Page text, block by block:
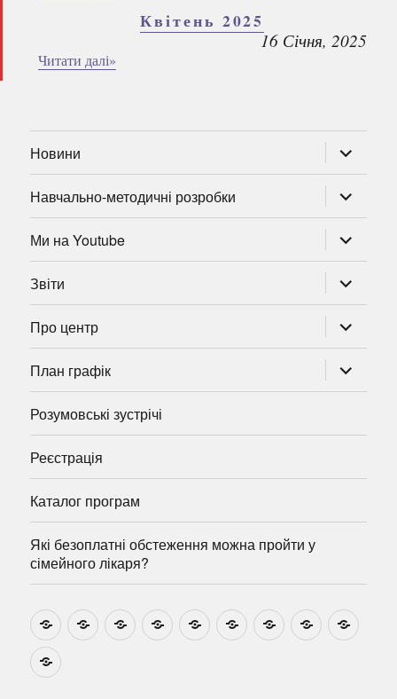
Квітень 2025
16 Січня, 2025
Читати далі»
Новини
підменю
Навчально-методичні розробки
підменю
Ми на Youtube
підменю
Звіти
підменю
Про центр
підменю
План графік
підменю
Розумовські зустрічі
Реєстрація
Каталог програм
Які безоплатні обстеження можна пройти у
сімейного лікаря?
НовиниНавчально-
методичні
Ми
на
Звіти Про
центр
План
графік
Розумовські
зустрічі
Реєстрація
Які
безоплатні